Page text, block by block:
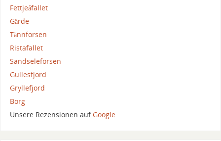
Fettjeåfallet
Gärde
Tännforsen
Ristafallet
Sandseleforsen
Gullesfjord
Gryllefjord
Borg
Unsere Rezensionen aufGoogle